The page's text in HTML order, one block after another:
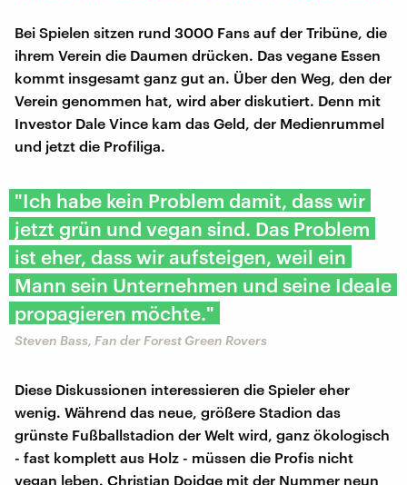
Bei Spielen sitzen rund 3000 Fans auf der Tribüne, die
ihrem Verein die Daumen drücken. Das vegane Essen
kommt insgesamt ganz gut an. Über den Weg, den der
Verein genommen hat, wird aber diskutiert. Denn mit
Investor Dale Vince kam das Geld, der Medienrummel
und jetzt die Profiliga.
"Ich habe kein Problem damit, dass wir
jetzt grün und vegan sind. Das Problem
ist eher, dass wir aufsteigen, weil ein
Mann sein Unternehmen und seine Ideale
propagieren möchte."
Steven Bass, Fan der Forest Green Rovers
Diese Diskussionen interessieren die Spieler eher
wenig. Während das neue, größere Stadion das
grünste Fußballstadion der Welt wird, ganz ökologisch
- fast komplett aus Holz - müssen die Profis nicht
vegan leben. Christian Doidge mit der Nummer neun